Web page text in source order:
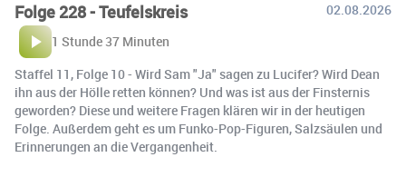
Folge 228 - Teufelskreis
02.08.2026
1 Stunde 37 Minuten
Staffel 11, Folge 10 - Wird Sam "Ja" sagen zu Lucifer? Wird Dean
ihn aus der Hölle retten können? Und was ist aus der Finsternis
geworden? Diese und weitere Fragen klären wir in der heutigen
Folge. Außerdem geht es um Funko-Pop-Figuren, Salzsäulen und
Erinnerungen an die Vergangenheit.